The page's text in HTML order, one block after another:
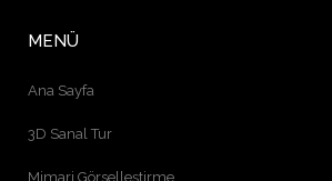
MENÜ
Ana Sayfa
3D Sanal Tur
Mimari Görselleştirme